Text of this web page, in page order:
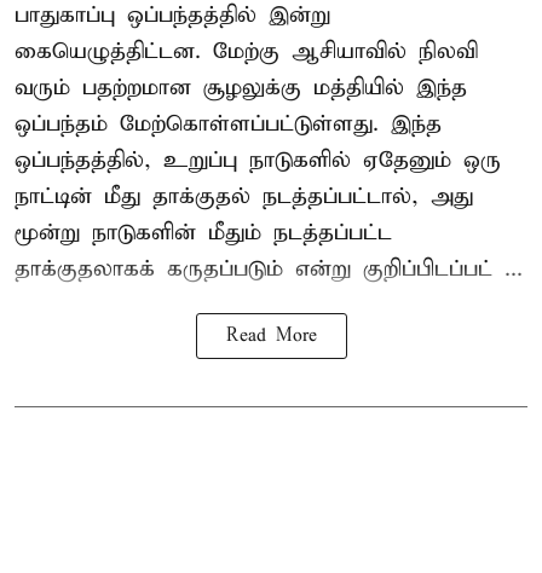
பாதுகாப்பு ஒப்பந்தத்தில் இன்று
கையெழுத்திட்டன. மேற்கு ஆசியாவில் நிலவி
வரும் பதற்றமான சூழலுக்கு மத்தியில் இந்த
ஒப்பந்தம் மேற்கொள்ளப்பட்டுள்ளது. இந்த
ஒப்பந்தத்தில், உறுப்பு நாடுகளில் ஏதேனும் ஒரு
நாட்டின் மீது தாக்குதல் நடத்தப்பட்டால், அது
மூன்று நாடுகளின் மீதும் நடத்தப்பட்ட
தாக்குதலாகக் கருதப்படும் என்று குறிப்பிடப்பட் ...
Read More